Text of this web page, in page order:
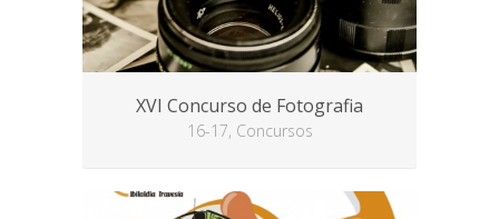
XVI Concurso de Fotografia
16-17, Concursos